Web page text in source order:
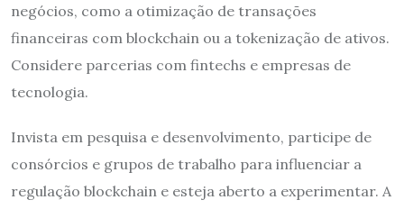
negócios, como a otimização de transações
financeiras com blockchain ou a tokenização de ativos.
Considere parcerias com fintechs e empresas de
tecnologia.
Invista em pesquisa e desenvolvimento, participe de
consórcios e grupos de trabalho para influenciar a
regulação blockchain e esteja aberto a experimentar. A